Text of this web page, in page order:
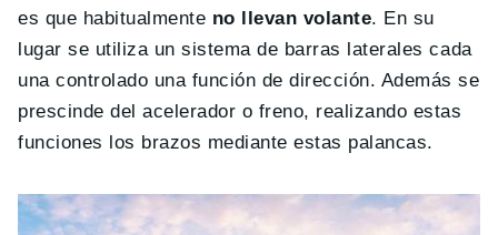
es que habitualmente no llevan volante. En su
lugar se utiliza un sistema de barras laterales cada
una controlado una función de dirección. Además se
prescinde del acelerador o freno, realizando estas
funciones los brazos mediante estas palancas.